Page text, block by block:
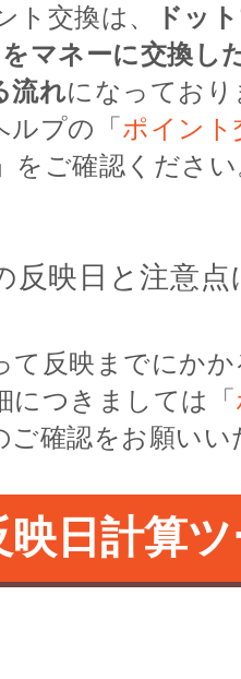
ト交換は、
ドッ
マネーに交換し
流れになってお
ルプの「ポイント
」をご確認くださ
反映日と注意
て反映までにか
につきましては「
ご確認をお願い
映日計算